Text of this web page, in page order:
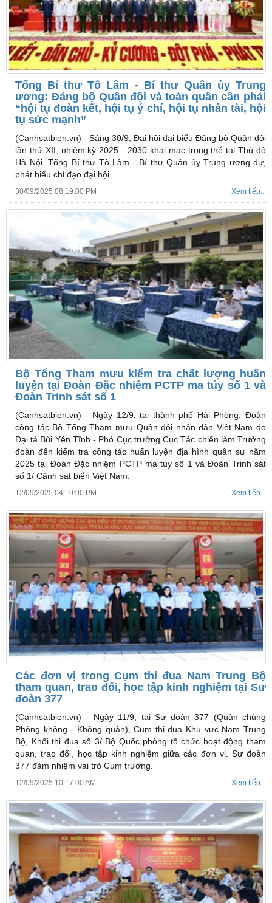
Tổng Bí thư Tô Lâm - Bí thư Quân ủy Trung
ương: Đảng bộ Quân đội và toàn quân cần phải
“hội tụ đoàn kết, hội tụ ý chí, hội tụ nhân tài, hội
tụ sức mạnh”
(Canhsatbien.vn) - Sáng 30/9, Đại hội đại biểu Đảng bộ Quân đội
lần thứ XII, nhiệm kỳ 2025 - 2030 khai mạc trọng thể tại Thủ đô
Hà Nội. Tổng Bí thư Tô Lâm - Bí thư Quân ủy Trung ương dự,
phát biểu chỉ đạo đại hội.
30/09/2025 08:19:00 PM Xem tiếp...
Bộ Tổng Tham mưu kiểm tra chất lượng huấn
luyện tại Đoàn Đặc nhiệm PCTP ma túy số 1 và
Đoàn Trinh sát số 1
(Canhsatbien.vn) - Ngày 12/9, tại thành phố Hải Phòng, Đoàn
công tác Bộ Tổng Tham mưu Quân đội nhân dân Việt Nam do
Đại tá Bùi Yên Tĩnh - Phó Cục trưởng Cục Tác chiến làm Trưởng
đoàn đến kiểm tra công tác huấn luyện địa hình quân sự năm
2025 tại Đoàn Đặc nhiệm PCTP ma túy số 1 và Đoàn Trinh sát
số 1/ Cảnh sát biển Việt Nam.
12/09/2025 04:10:00 PM Xem tiếp...
Các đơn vị trong Cụm thi đua Nam Trung Bộ
tham quan, trao đổi, học tập kinh nghiệm tại Sư
đoàn 377
(Canhsatbien.vn) - Ngày 11/9, tại Sư đoàn 377 (Quân chủng
Phòng không - Không quân), Cụm thi đua Khu vực Nam Trung
Bộ, Khối thi đua số 3/ Bộ Quốc phòng tổ chức hoạt động tham
quan, trao đổi, học tập kinh nghiệm giữa các đơn vị. Sư đoàn
377 đảm nhiệm vai trò Cụm trưởng.
12/09/2025 10:17:00 AM Xem tiếp...